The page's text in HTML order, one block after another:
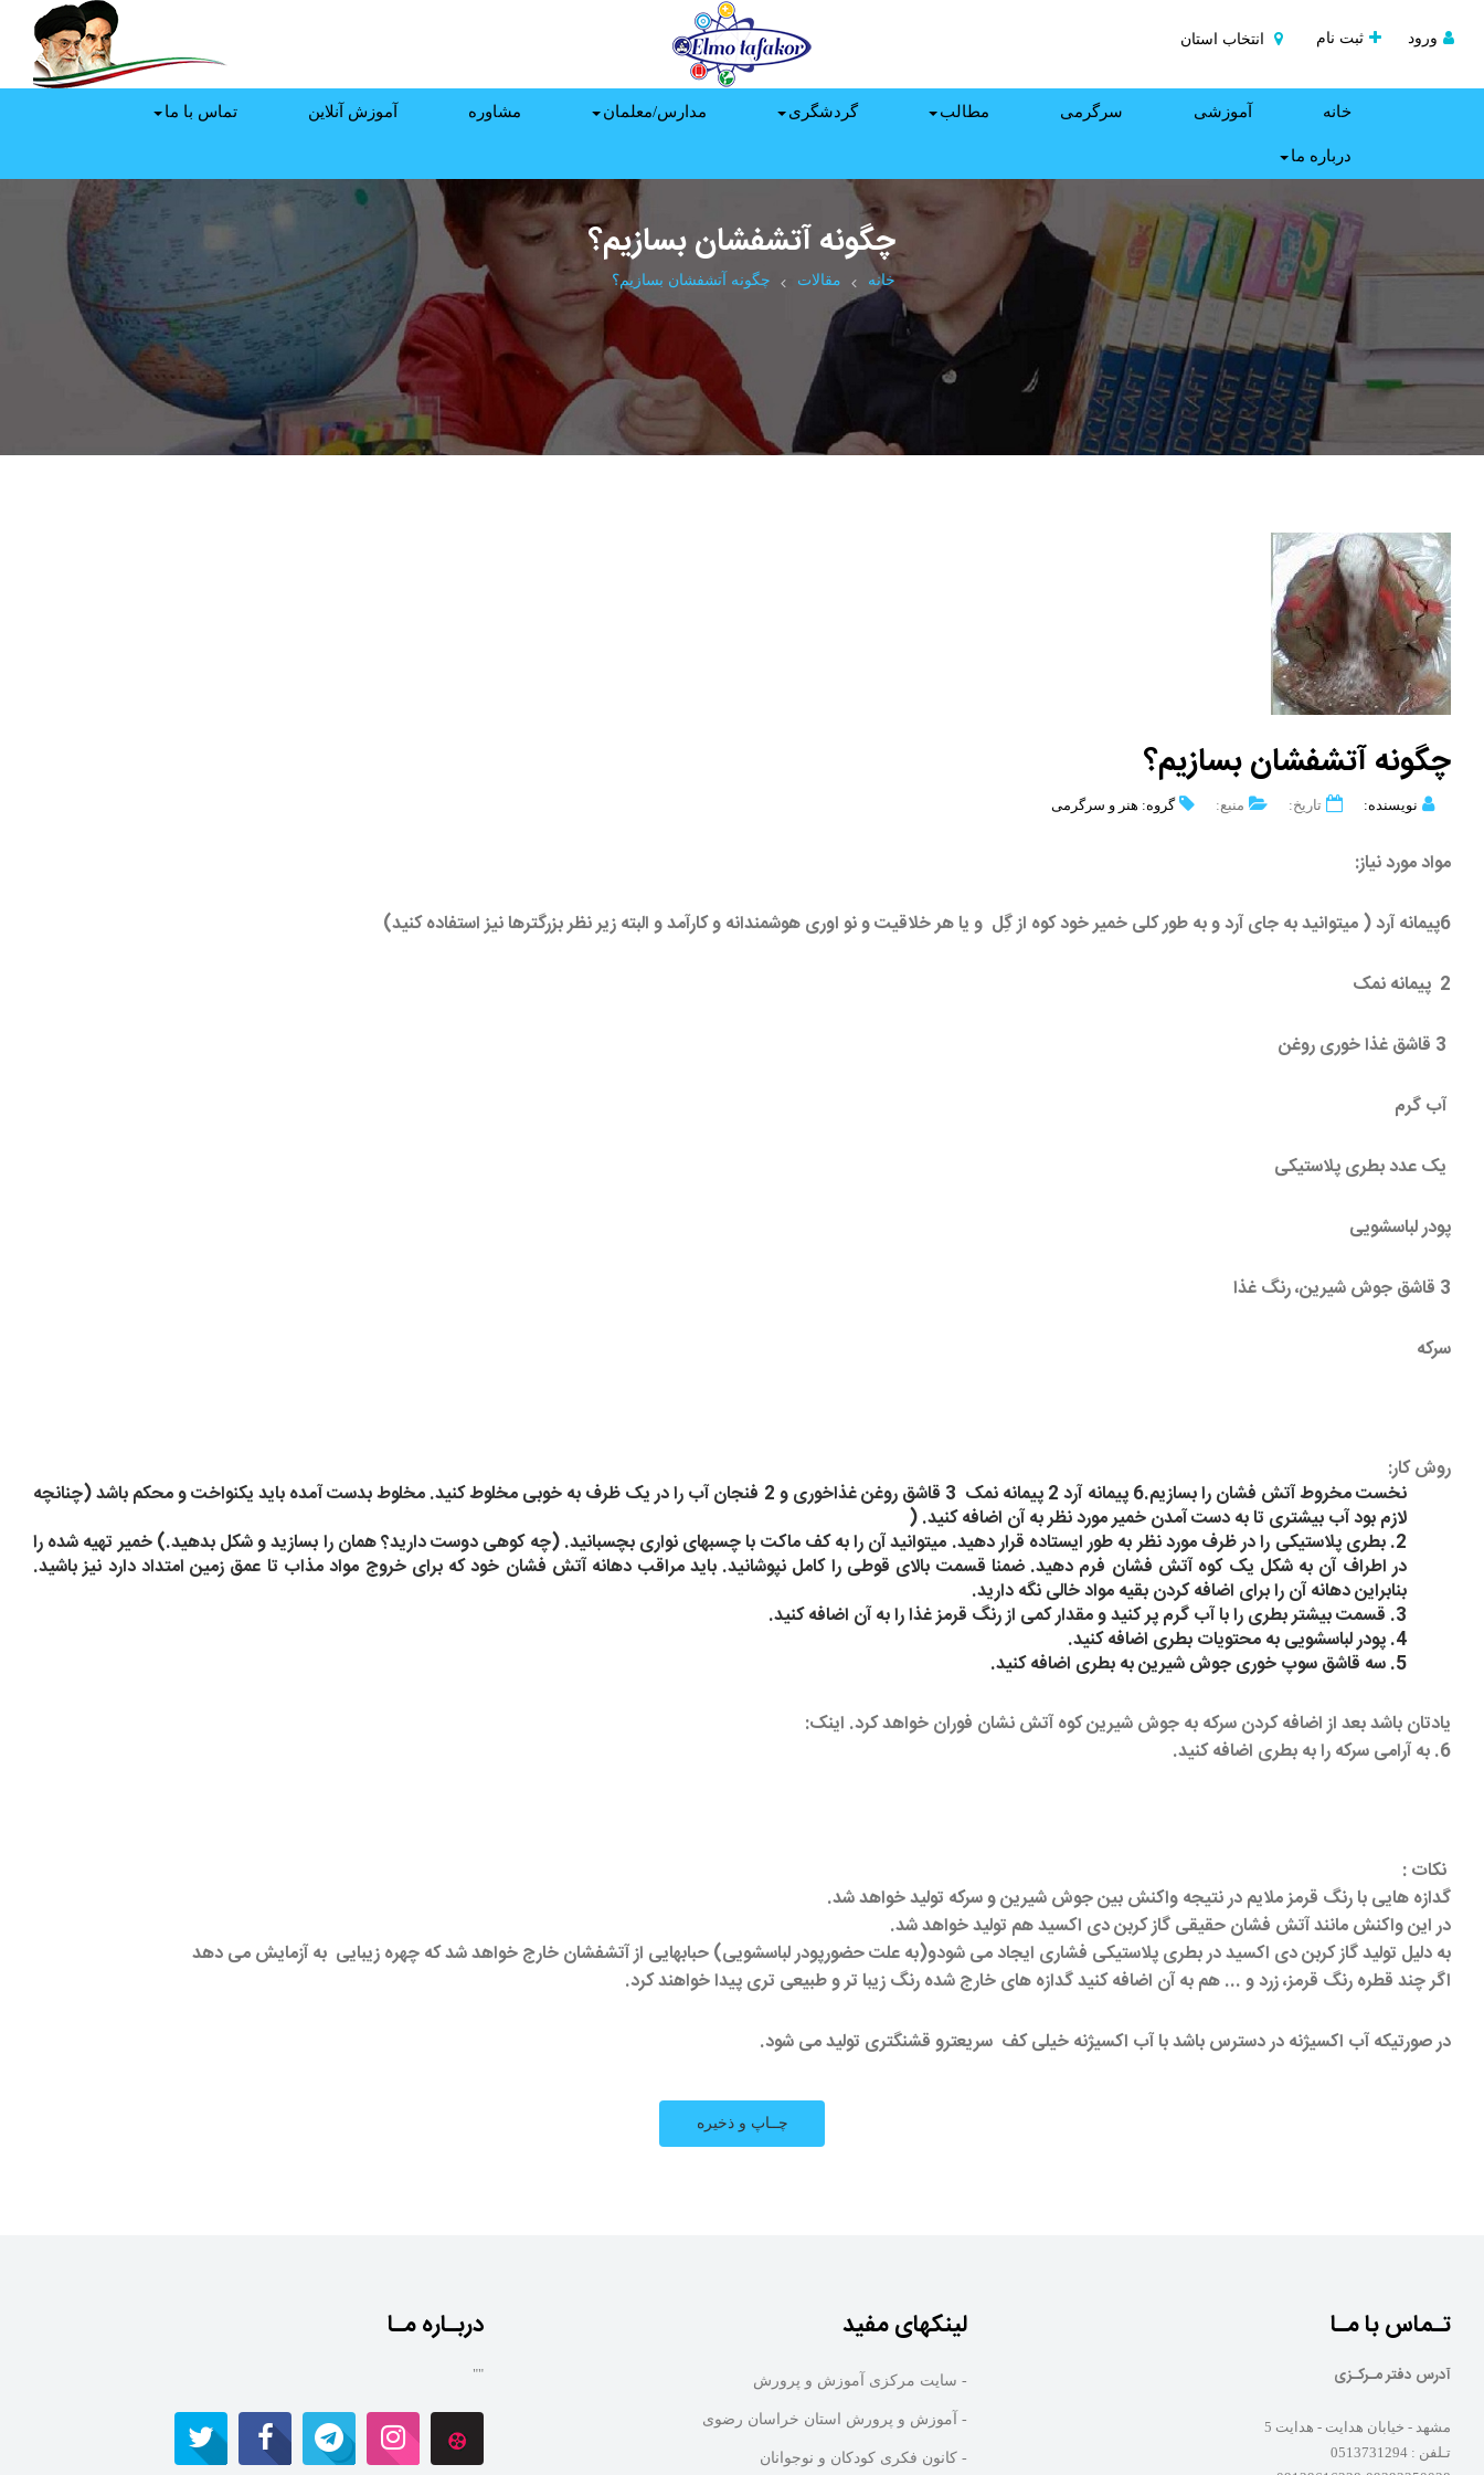
ورود ثبت نام انتخاب استان
خانه آموزشی سرگرمی مطالب گردشگری مدارس/معلمان مشاوره آموزش آنلاین تماس با ما
درباره ما
چگونه آتشفشان بسازیم؟
خانه مقالات چگونه آتشفشان بسازیم؟
چگونه آتشفشان بسازیم؟
نویسنده: تاریخ: منبع: گروه: هنر و سرگرمی
مواد مورد نیاز:
6پیمانه آرد ( میتوانید به جای آرد و به طور کلی خمیر خود کوه از گِل و یا هر خلاقیت و نو اوری هوشمندانه و کارآمد و البته زیر نظر بزرگترها نیز استفاده کنید)
2 پیمانه نمک
آب گرم
یک عدد بطری پلاستیکی
پودر لباسشویی
3 قاشق جوش شیرین، رنگ غذا
سرکه
روش کار:
نخست مخروط آتش فشان را بسازیم.6 پیمانه آرد 2 پیمانه نمک 3 قاشق روغن غذاخوری و 2 فنجان آب را در یک ظرف به خوبی مخلوط کنید. مخلوط بدست آمده باید یکنواخت و محکم باشد (چنانچه
لازم بود آب بیشتری تا به دست آمدن خمیر مورد نظر به آن اضافه کنید. (
2. بطری پلاستیکی را در ظرف مورد نظر به طور ایستاده قرار دهید. میتوانید آن را به کف ماکت با چسبهای نواری بچسبانید. (چه کوهی دوست دارید؟ همان را بسازید و شکل بدهید.) خمیر تهیه شده را
در اطراف آن به شکل یک کوه آتش فشان فرم دهید. ضمنا قسمت بالای قوطی را کامل نپوشانید. باید مراقب دهانه آتش فشان خود که برای خروج مواد مذاب تا عمق زمین امتداد دارد نیز باشید.
بنابراین دهانه آن را برای اضافه کردن بقیه مواد خالی نگه دارید.
3. قسمت بیشتر بطری را با آب گرم پر کنید و مقدار کمی از رنگ قرمز غذا را به آن اضافه کنید.
4. پودر لباسشویی به محتویات بطری اضافه کنید.
5. سه قاشق سوپ خوری جوش شیرین به بطری اضافه کنید.
یادتان باشد بعد از اضافه کردن سرکه به جوش شیرین کوه آتش نشان فوران خواهد کرد. اینک:
6. به آرامی سرکه را به بطری اضافه کنید.
نکات :
گدازه هایی با رنگ قرمز ملایم در نتیجه واکنش بین جوش شیرین و سرکه تولید خواهد شد.
در این واکنش مانند آتش فشان حقیقی گاز کربن دی اکسید هم تولید خواهد شد.
به دلیل تولید گاز کربن دی اکسید در بطری پلاستیکی فشاری ایجاد می شودو(به علت حضورپودر لباسشویی) حبابهایی از آتشفشان خارج خواهد شد که چهره زیبایی به آزمایش می دهد
اگر چند قطره رنگ قرمز، زرد و ... هم به آن اضافه کنید گدازه های خارج شده رنگ زیبا تر و طبیعی تری پیدا خواهند کرد.
در صورتیکه آب اکسیژنه در دسترس باشد با آب اکسیژنه خیلی کف سریعترو قشنگتری تولید می شود.
دربـاره مـا
""
لینکهای مفید
- سایت مرکزی آموزش و پرورش
- آموزش و پرورش استان خراسان رضوی
- کانون فکری کودکان و نوجوانان
تـماس با مـا
آدرس دفتر مـرکـزی
مشهد - خیابان هدایت - هدایت 5
تـلفن : 0513731294